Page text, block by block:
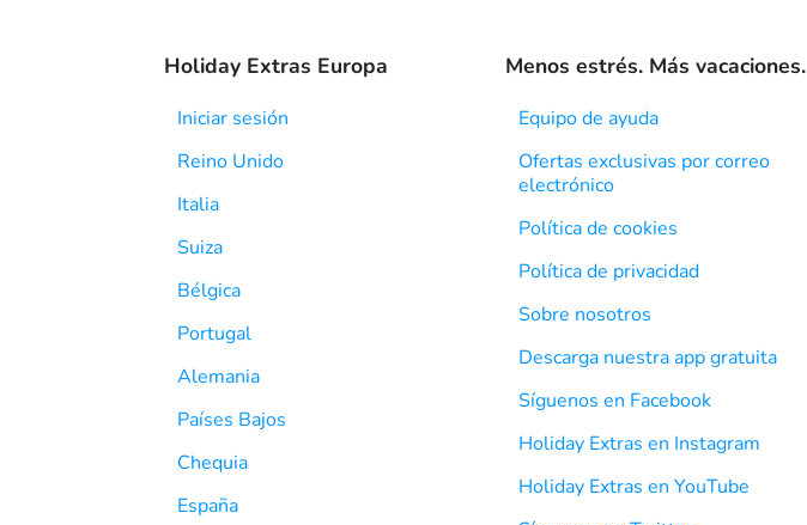
Holiday Extras Europa
Iniciar sesión
Reino Unido
Italia
Suiza
Bélgica
Portugal
Alemania
Países Bajos
Chequia
España
Menos estrés. Más vacaciones.
Equipo de ayuda
Ofertas exclusivas por correo
electrónico
Política de cookies
Política de privacidad
Sobre nosotros
Descarga nuestra app gratuita
Síguenos en Facebook
Holiday Extras en Instagram
Holiday Extras en YouTube